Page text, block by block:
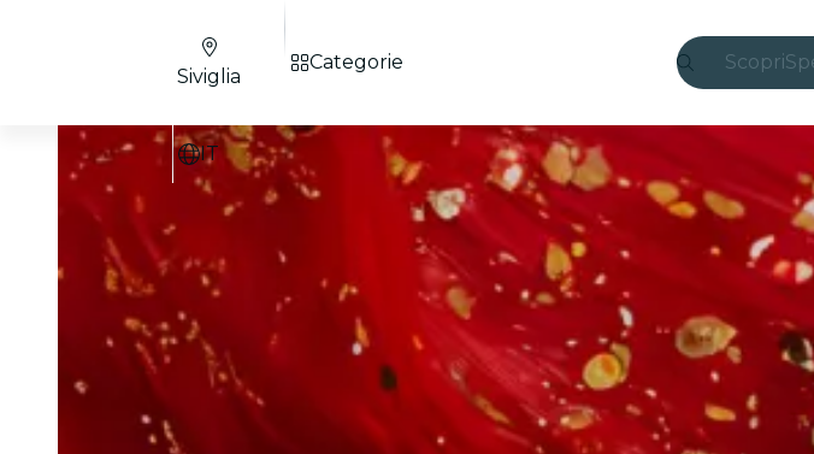
Scopri
Siviglia
IT
Categorie